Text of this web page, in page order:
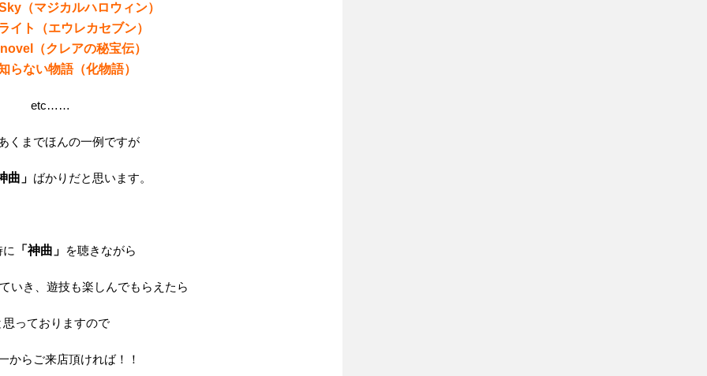
（マジカルハロウィン）
イト（エウレカセブン）
（クレアの秘宝伝）
らない物語（化物語）
etc……
くまでほんの一例ですが
曲」 ばかりだと思います。
「神曲」 を聴きながら
いき、遊技も楽しんでもらえたら
思っておりますので
からご来店頂ければ！！